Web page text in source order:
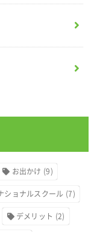
お出かけ (9)
ショナルスクール (7)
デメリット (2)